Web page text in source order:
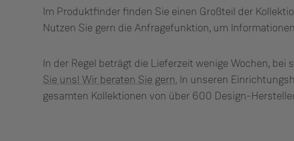
Im Produktfinder finden Sie einen Großteil der
Nutzen Sie gern die Anfragefunktion, um
In der Regel beträgt die Lieferzeit wenige Wochen,
Sie uns! Wir beraten Sie gern.In unseren
gesamten Kollektionen von über 600 Design-